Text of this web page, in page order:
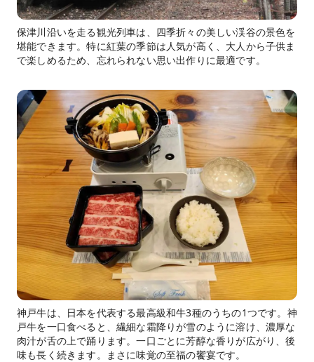
保津川沿いを走る観光列車は、四季折々の美しい渓谷の景色を
堪能できます。特に紅葉の季節は人気が高く、大人から子供ま
で楽しめるため、忘れられない思い出作りに最適です。
神戸牛は、日本を代表する最高級和牛3種のうちの1つです。神
戸牛を一口食べると、繊細な霜降りが雪のように溶け、濃厚な
肉汁が舌の上で踊ります。一口ごとに芳醇な香りが広がり、後
味も長く続きます。まさに味覚の至福の饗宴です。